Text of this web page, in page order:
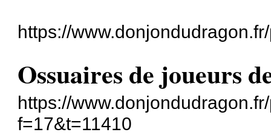
https://
Ossuaires de joueurs
https://
f=17&t=11410